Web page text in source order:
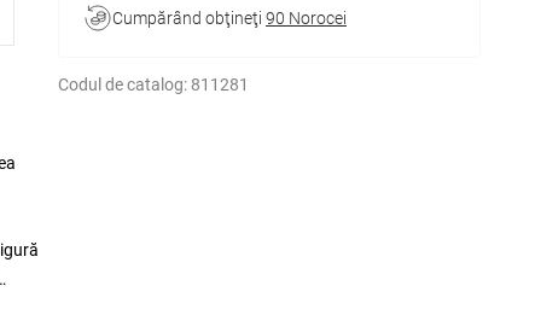
Cumpărând obţineţi 90 Norocei
Codul de catalog: 811281